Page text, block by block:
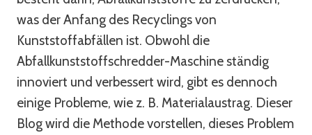
was der Anfang des Recyclings von
Kunststoffabfällen ist. Obwohl die
Abfallkunststoffschredder-Maschine ständig
innoviert und verbessert wird, gibt es dennoch
einige Probleme, wie z. B. Materialaustrag. Dieser
Blog wird die Methode vorstellen, dieses Problem